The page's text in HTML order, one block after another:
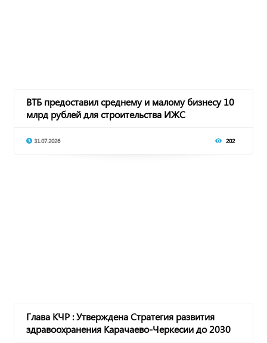
ВТБ предоставил среднему и малому бизнесу 10
млрд рублей для строительства ИЖС
31.07.2026 202
Глава КЧР : Утверждена Стратегия развития
здравоохранения Карачаево-Черкесии до 2030